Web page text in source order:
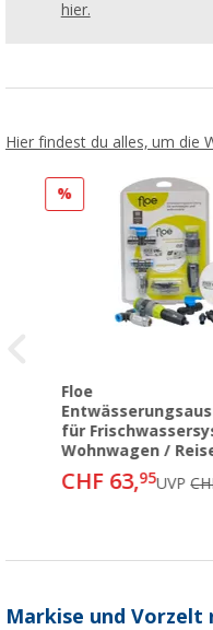
hier.
Hier findest du alles, um die
%
Floe
für
Wohnwagen /
CHF 63,95UVP
Markise und Vorzelt